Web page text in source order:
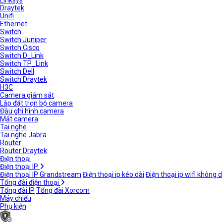
Draytek
Unifi
Ethernet
Switch
Switch Juniper
Switch Cisco
Switch D_Link
Switch TP_Link
Switch Dell
Switch Draytek
H3C
Camera giám sát
Lắp đặt trọn bộ camera
Đầu ghi hình camera
Mắt camera
Tai nghe
Tai nghe Jabra
Router
Router Draytek
Điện thoại
Điện thoại IP
Điện thoại IP Grandstream Điện thoại ip kéo dài Điện thoại ip wifi không
Tổng đài điện thoại
Tổng đài IP Tổng đài Xorcom
Máy chiếu
Phụ kiện